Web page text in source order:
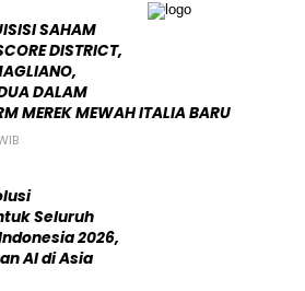
SAHAM
DISTRICT,
DALAM
MEREK MEWAH ITALIA BARU
Seluruh
2026,
AI di Asia